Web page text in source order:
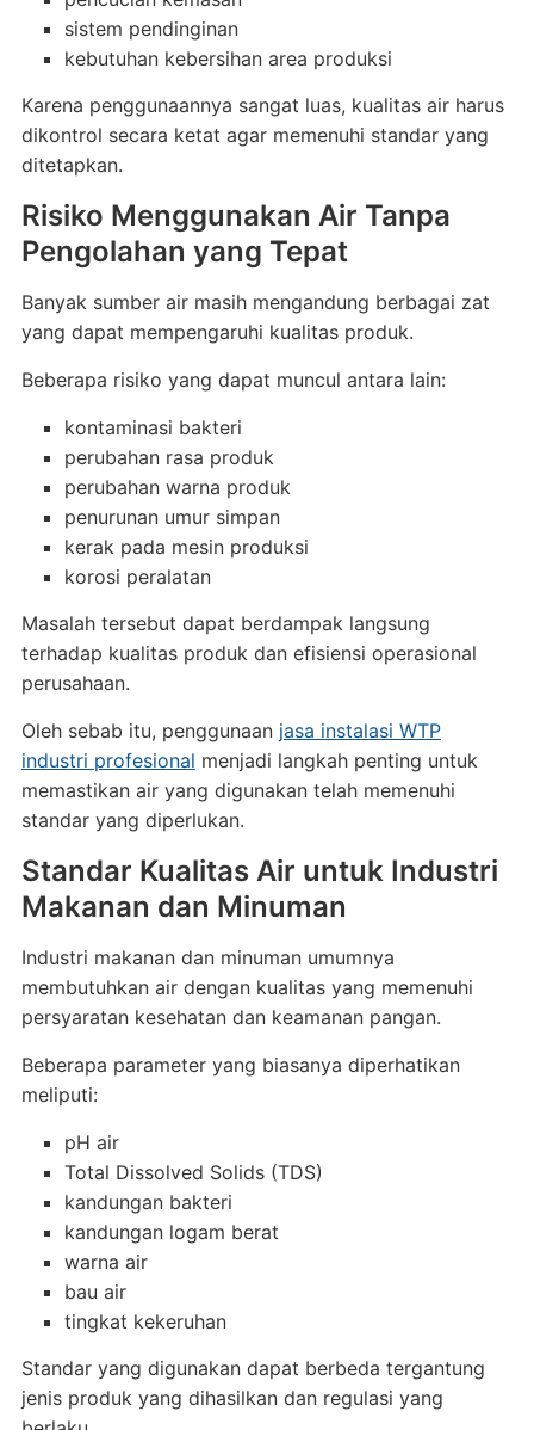
sistem pendinginan
kebutuhan kebersihan area produksi
Karena penggunaannya sangat luas, kualitas air harus
dikontrol secara ketat agar memenuhi standar yang
ditetapkan.
Risiko Menggunakan Air Tanpa
Pengolahan yang Tepat
Banyak sumber air masih mengandung berbagai zat
yang dapat mempengaruhi kualitas produk.
Beberapa risiko yang dapat muncul antara lain:
kontaminasi bakteri
perubahan rasa produk
perubahan warna produk
penurunan umur simpan
kerak pada mesin produksi
korosi peralatan
Masalah tersebut dapat berdampak langsung
terhadap kualitas produk dan efisiensi operasional
perusahaan.
Oleh sebab itu, penggunaan jasa instalasi WTP
industri profesional menjadi langkah penting untuk
memastikan air yang digunakan telah memenuhi
standar yang diperlukan.
Standar Kualitas Air untuk Industri
Makanan dan Minuman
Industri makanan dan minuman umumnya
membutuhkan air dengan kualitas yang memenuhi
persyaratan kesehatan dan keamanan pangan.
Beberapa parameter yang biasanya diperhatikan
meliputi:
pH air
Total Dissolved Solids (TDS)
kandungan bakteri
kandungan logam berat
warna air
bau air
tingkat kekeruhan
Standar yang digunakan dapat berbeda tergantung
jenis produk yang dihasilkan dan regulasi yang